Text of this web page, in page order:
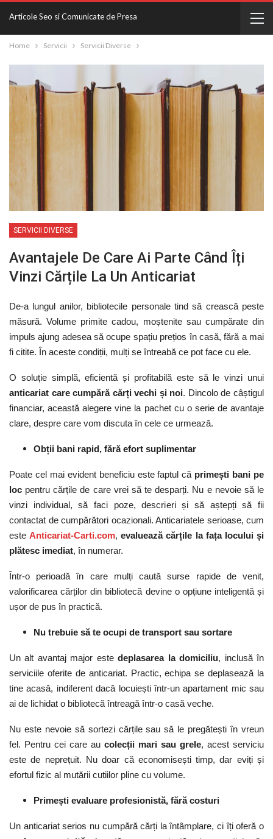
Articole Seo si Comunicate de Presa
Home Servicii Servicii Diverse
SERVICII DIVERSE
Avantajele De Care Ai Parte Când Îți
Vinzi Cărțile La Un Anticariat
De-a lungul anilor, bibliotecile personale tind să crească peste
măsură. Volume primite cadou, moștenite sau cumpărate din
impuls ajung adesea să ocupe spațiu prețios în casă, fără a mai
fi citite. În aceste condiții, mulți se întreabă ce pot face cu ele.
O soluție simplă, eficientă și profitabilă este să le vinzi unui
anticariat care cumpără cărți vechi și noi. Dincolo de câștigul
financiar, această alegere vine la pachet cu o serie de avantaje
clare, despre care vom discuta în cele ce urmează.
Obții bani rapid, fără efort suplimentar
Poate cel mai evident beneficiu este faptul că primești bani pe
loc pentru cărțile de care vrei să te desparți. Nu e nevoie să le
vinzi individual, să faci poze, descrieri și să aștepți să fii
contactat de cumpărători ocazionali. Anticariatele serioase, cum
esteAnticariat-Carti.com,evaluează cărțile la fața locului și
plătesc imediat, în numerar.
Într-o perioadă în care mulți caută surse rapide de venit,
valorificarea cărților din bibliotecă devine o opțiune inteligentă și
ușor de pus în practică.
Nu trebuie să te ocupi de transport sau sortare
Un alt avantaj major estedeplasarea la domiciliu, inclusă în
serviciile oferite de anticariat. Practic, echipa se deplasează la
tine acasă, indiferent dacă locuiești într-un apartament mic sau
ai de lichidat o bibliotecă întreagă într-o casă veche.
Nu este nevoie să sortezi cărțile sau să le pregătești în vreun
fel. Pentru cei care au colecții mari sau grele, acest serviciu
este de neprețuit. Nu doar că economisești timp, dar eviți și
efortul fizic al mutării cutiilor pline cu volume.
Primești evaluare profesionistă, fără costuri
Un anticariat serios nu cumpără cărți la întâmplare, ci îți oferă o